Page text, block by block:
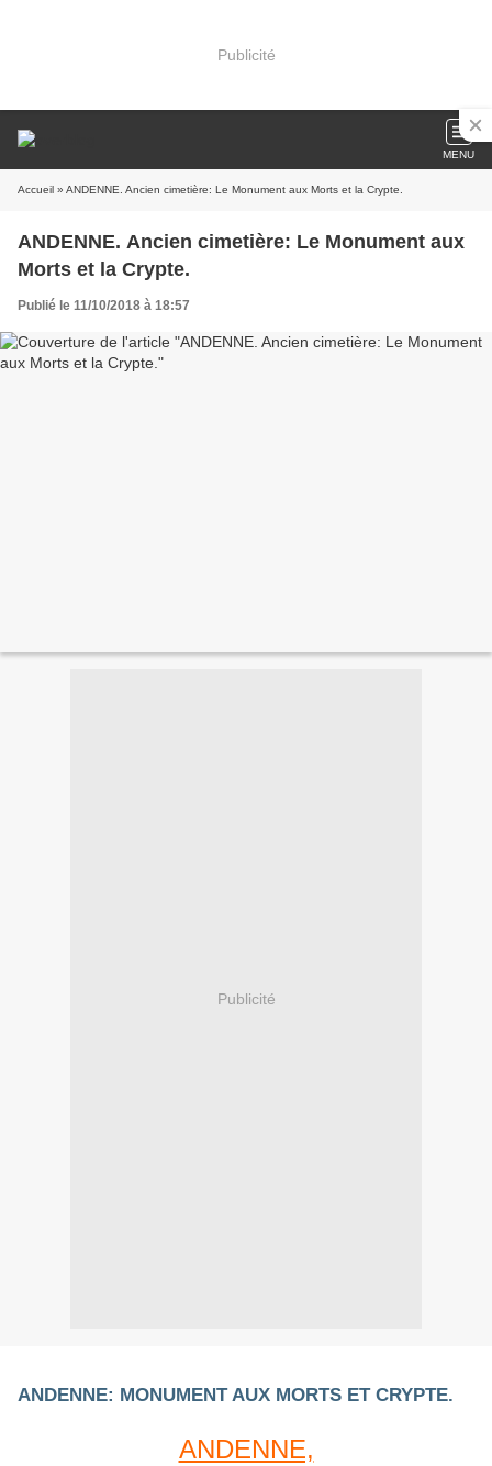
Publicité
MENU
Accueil » ANDENNE. Ancien cimetière: Le Monument aux Morts et la Crypte.
ANDENNE. Ancien cimetière: Le Monument aux
Morts et la Crypte.
Publié le 11/10/2018 à 18:57
Publicité
ANDENNE: MONUMENT AUX MORTS ET CRYPTE.
ANDENNE,